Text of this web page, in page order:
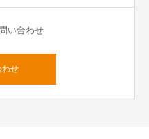
い合わせ
わせ